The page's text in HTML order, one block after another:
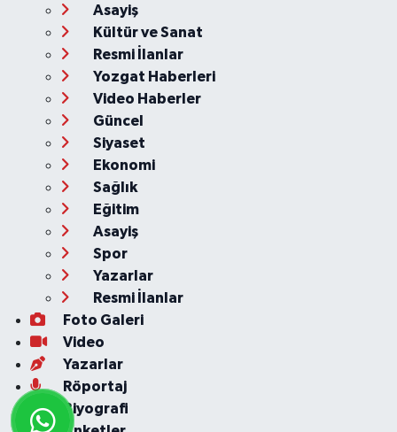
Asayiş
Kültür ve Sanat
Resmi İlanlar
Yozgat Haberleri
Video Haberler
Güncel
Siyaset
Ekonomi
Sağlık
Eğitim
Asayiş
Spor
Yazarlar
Resmi İlanlar
Foto Galeri
Video
Yazarlar
Röportaj
Biyografi